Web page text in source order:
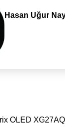
Hasan Uğur
OLED